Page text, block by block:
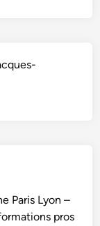
Paris Lyon –
pros